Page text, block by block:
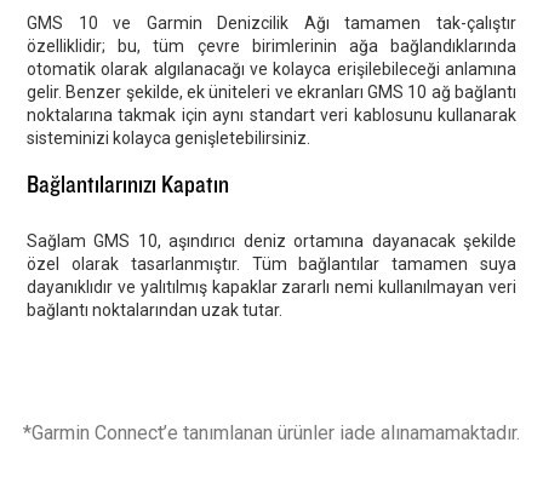
GMS 10 ve Garmin Denizcilik Ağı tamamen tak-çalıştır
özelliklidir; bu, tüm çevre birimlerinin ağa bağlandıklarında
otomatik olarak algılanacağı ve kolayca erişilebileceği anlamına
gelir. Benzer şekilde, ek üniteleri ve ekranları GMS 10 ağ bağlantı
noktalarına takmak için aynı standart veri kablosunu kullanarak
sisteminizi kolayca genişletebilirsiniz.
Bağlantılarınızı Kapatın
Sağlam GMS 10, aşındırıcı deniz ortamına dayanacak şekilde
özel olarak tasarlanmıştır. Tüm bağlantılar tamamen suya
dayanıklıdır ve yalıtılmış kapaklar zararlı nemi kullanılmayan veri
bağlantı noktalarından uzak tutar.
*Garmin Connect’e tanımlanan ürünler iade alınamamaktadır.